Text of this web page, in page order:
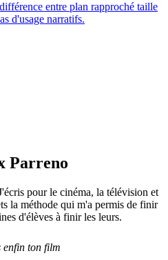
entre plan rapproché taille
d'usage narratifs.
Parreno
pour le cinéma, la télévision et
la méthode qui m'a permis de finir
d'élèves à finir les leurs.
enfin ton film